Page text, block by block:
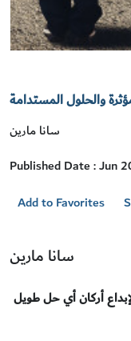
والحلول المستدامة
سانا مارين
Published Date : Jun
Add to Favorites
سانا مارين
أركان أي حل طويل